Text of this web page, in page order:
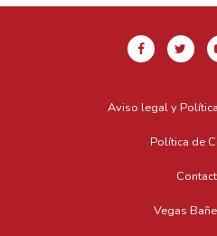
Aviso legal y
Política de
Vegas